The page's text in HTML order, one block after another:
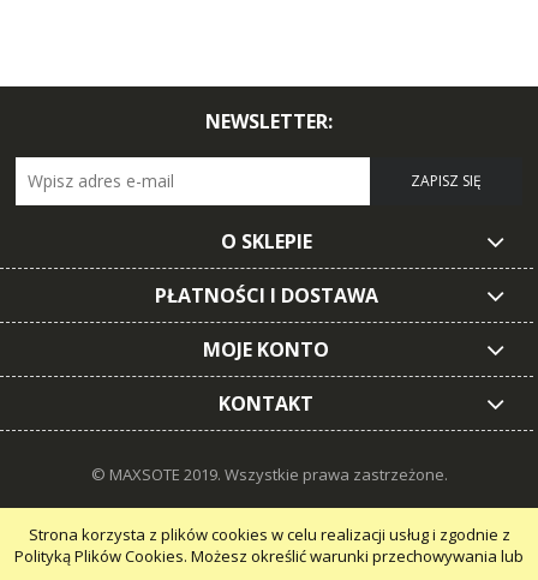
Strona korzysta z plików cookies w celu realizacji usług i zgodnie z
Polityką Plików Cookies. Możesz określić warunki przechowywania lub
NEWSLETTER:
ZAPISZ SIĘ
O SKLEPIE
PŁATNOŚCI I DOSTAWA
MOJE KONTO
KONTAKT
© MAXSOTE 2019. Wszystkie prawa zastrzeżone.